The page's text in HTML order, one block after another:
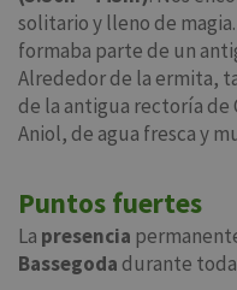
solitario y lleno de
formaba parte de un
Alrededor de la ermita,
de la antigua rectoría de
Aniol, de agua fresca y
Puntos fuertes
La presencia
Bassegoda durante